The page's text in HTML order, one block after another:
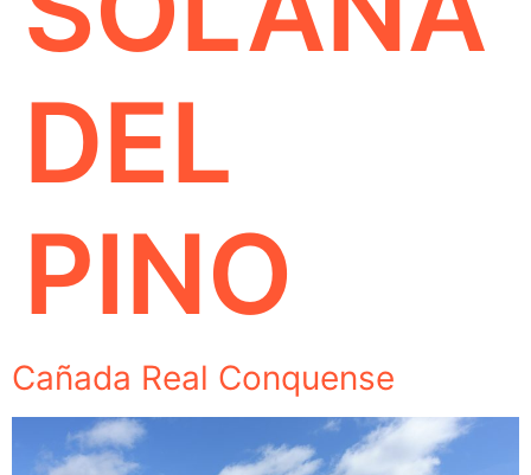
DEL
PINO
Cañada Real Conquense